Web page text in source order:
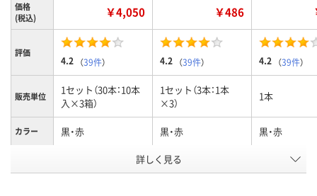
価格
(税込)
￥4,050 ￥486
評価
4.2 （39件） 4.2 （39件） 4.2 （39件）
販売単位
1セット（30本：10本
入×3箱）
1セット（3本：1本
×3）
1本
カラー 黒・赤 黒・赤 黒・赤
462936
詳しく見る